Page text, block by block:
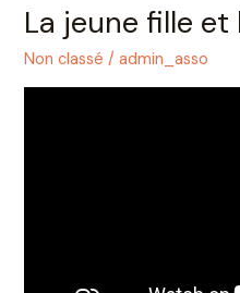
La jeune fille et
Non classé /admin_asso